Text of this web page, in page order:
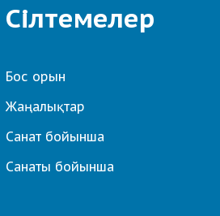
Сілтемелер
Бос орын
Жаңалықтар
Санат бойынша
Санаты бойынша